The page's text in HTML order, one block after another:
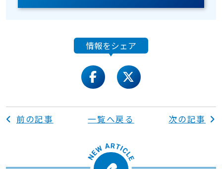
情報をシェア
facebooktwitter
前の記事 一覧へ戻る 次の記事